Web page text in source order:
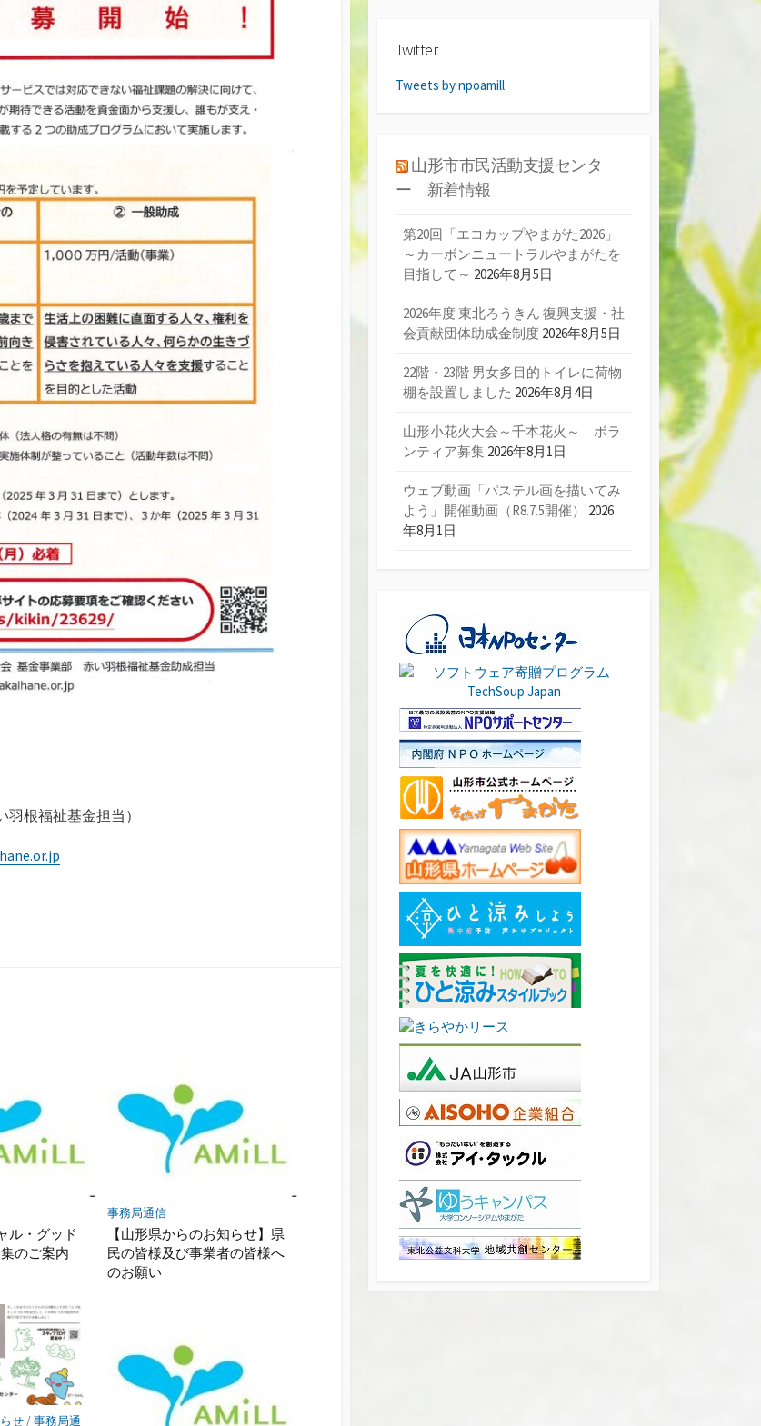
根福祉基金担当）
ル・グッド
のご案内
事務局通信
【山形県からのお知らせ】県
民の皆様及び事業者の皆様へ
のお願い
せ/事務局通
Twitter
Tweets by npoamill
山形市市民活動支援センタ
ー 新着情報
第20回「エコカップやまがた2026」
～カーボンニュートラルやまがたを
目指して～ 2026年8月5日
2026年度 東北ろうきん 復興支援・社
会貢献団体助成金制度 2026年8月5日
22階・23階 男女多目的トイレに荷物
棚を設置しました 2026年8月4日
山形小花火大会～千本花火～ ボラ
ンティア募集 2026年8月1日
ウェブ動画「パステル画を描いてみ
よう」開催動画（R8.7.5開催）
2026
年8月1日